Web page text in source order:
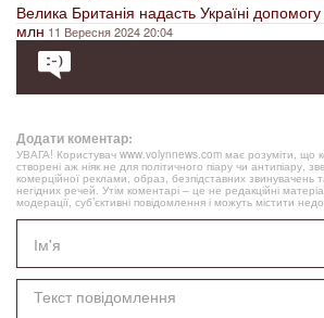
Велика Британія надасть Україні
млн 11 Вересня 2024 20:04
Додати коментар:
УВАГА! Користувач www.volynnews.com має розуміти, що
створені аж ніяк не для політичного піару чи антипіару,
комерційної реклами, образ, безпідставних звинувачень
негідних речей. Утім коментарі – це не редакційні
модерації, суб’єктивні повідомлення і можуть містити